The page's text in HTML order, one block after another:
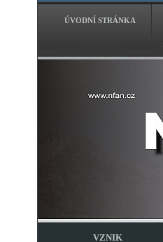
ÚVODNÍ STRÁNKA
VZNIK